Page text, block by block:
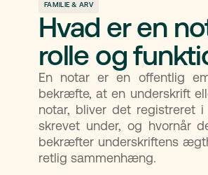
FAMILIE & ARV
Hvad er en
rolle og
En notar er en offentlig
bekræfte, at en underskrift
notar, bliver det registreret
skrevet under, og hvornår
bekræfter underskriftens
retlig sammenhæng.
ESC luk søg